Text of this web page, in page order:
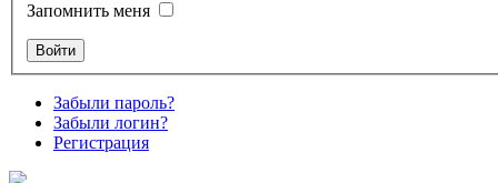
Запомнить меня
Забыли пароль?
Забыли логин?
Регистрация